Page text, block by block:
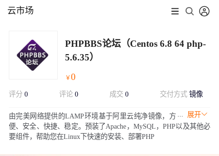
云市场
PHPBBS论坛（Centos 6.8 64 php-
5.6.35）
￥0
评分 0 评论 0 成交 0 交付方式镜像
展开
由完美网络提供的LAMP环境基于阿里云纯净镜像，方
便、安全、快捷、稳定。预装了Apache，MySQL，PHP以及其他必
要组件，帮助您在Linux下快速的安装、部署PHP